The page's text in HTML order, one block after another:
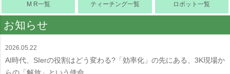
M R一覧 ティーチング一覧 ロボット一覧
お知らせ
2026.05.22
AI時代、SIerの役割はどう変わる?「効率化」の先にある、3K現場か